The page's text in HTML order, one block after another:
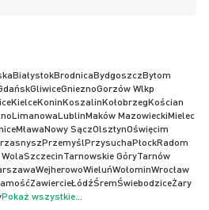
BiałystokBrodnicaBydgoszczBytom
GliwiceGnieznoGorzów Wlkp
KielceKoninKoszalinKołobrzegKościan
LimanowaLublinMaków MazowieckiMielec
MławaNowy SączOlsztynOświęcim
PrzemyślPrzysuchaPłockRadom
SzczecinTarnowskie GóryTarnów
WejherowoWieluńWołominWrocław
ZawiercieŁódźŚremŚwiebodziceŻary
Pokaż wszystkie...